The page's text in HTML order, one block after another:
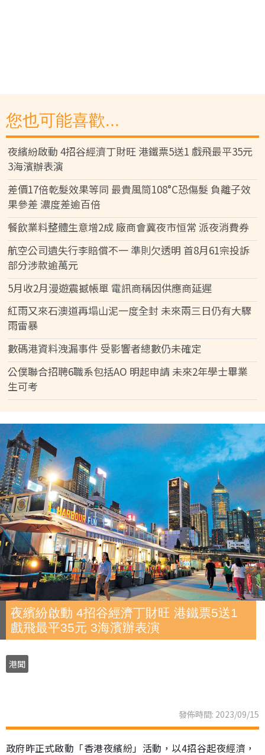
您也可能喜歡...
夜繽紛啟動 4招谷經濟丁財旺 港鐵票5送1 戲飛最平35元
3海濱辦表演
差價17倍乾髮效果等同 最貴風筒108°C恐傷髮 負離子效
果參差 濃度差逾百倍
餐飲業料整體生意增2成 廠商會冀夜市恒常 派夜消費券
航空公司遺失行李賠償不一 準則欠透明 首8月61宗投訴
部分涉款逾萬元
5月收2月漫遊震撼帳單 電訊商稱因供應商延遲
紅雨又來石澳道再塌山泥一度全封 未來兩三日仍有大驟
雨雷暴
數碼港資料洩漏事件 受影響者總數仍未確定
公僕聯合招聘6職系包括AO 明起申請 未來2年學士畢業
生可考
夜繽紛啟動 4招谷經濟丁財旺 港鐵票5送1
戲飛最平35元 3海濱辦表演
港聞
發佈時間: 2023/09/15
政府昨正式啟動「香港夜繽紛」活動，以4招谷起夜經濟，